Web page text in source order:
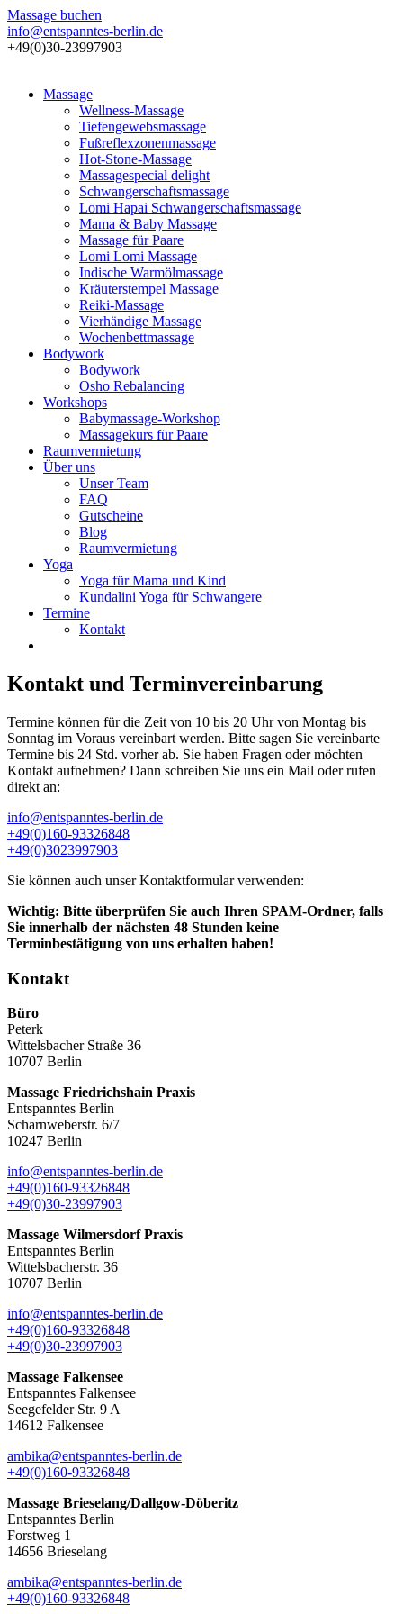
Massage buchen
info@entspanntes-berlin.de
+49(0)30-23997903
Massage
Wellness-Massage
Tiefengewebsmassage
Fußreflexzonenmassage
Hot-Stone-Massage
Massagespecial delight
Schwangerschaftsmassage
Lomi Hapai Schwangerschaftsmassage
Mama & Baby Massage
Massage für Paare
Lomi Lomi Massage
Indische Warmölmassage
Kräuterstempel Massage
Reiki-Massage
Vierhändige Massage
Wochenbettmassage
Bodywork
Bodywork
Osho Rebalancing
Workshops
Babymassage-Workshop
Massagekurs für Paare
Raumvermietung
Über uns
Unser Team
FAQ
Gutscheine
Blog
Raumvermietung
Yoga
Yoga für Mama und Kind
Kundalini Yoga für Schwangere
Termine
Kontakt
Kontakt und Terminvereinbarung
Termine können für die Zeit von 10 bis 20 Uhr von Montag bis
Sonntag im Voraus vereinbart werden. Bitte sagen Sie vereinbarte
Termine bis 24 Std. vorher ab. Sie haben Fragen oder möchten
Kontakt aufnehmen? Dann schreiben Sie uns ein Mail oder rufen
direkt an:
info@entspanntes-berlin.de
+49(0)160-93326848
+49(0)3023997903
Sie können auch unser Kontaktformular verwenden:
Wichtig: Bitte überprüfen Sie auch Ihren SPAM-Ordner, falls
Sie innerhalb der nächsten 48 Stunden keine
Terminbestätigung von uns erhalten haben!
Kontakt
Büro
Peterk
Wittelsbacher Straße 36
10707 Berlin
Massage Friedrichshain Praxis
Entspanntes Berlin
Scharnweberstr. 6/7
10247 Berlin
info@entspanntes-berlin.de
+49(0)160-93326848
+49(0)30-23997903
Massage Wilmersdorf Praxis
Entspanntes Berlin
Wittelsbacherstr. 36
10707 Berlin
info@entspanntes-berlin.de
+49(0)160-93326848
+49(0)30-23997903
Massage Falkensee
Entspanntes Falkensee
Seegefelder Str. 9 A
14612 Falkensee
ambika@entspanntes-berlin.de
+49(0)160-93326848
Massage Brieselang/Dallgow-Döberitz
Entspanntes Berlin
Forstweg 1
14656 Brieselang
ambika@entspanntes-berlin.de
+49(0)160-93326848